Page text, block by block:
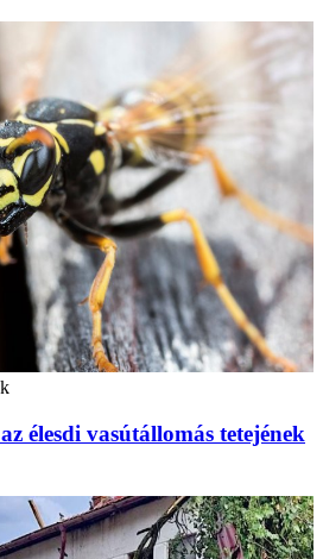
élesdi vasútállomás tetejének